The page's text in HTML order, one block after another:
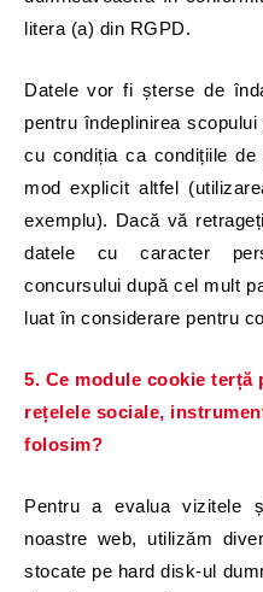
litera (a) din RGPD.
Datele vor fi șterse de
pentru îndeplinirea
cu condiția ca condițiile
mod explicit altfel
exemplu). Dacă vă
datele cu caracter
concursului după cel mult
luat în considerare pentru
5. Ce module cookie
rețelele sociale,
folosim?
Pentru a evalua vizitele
noastre web, utilizăm
stocate pe hard disk-ul